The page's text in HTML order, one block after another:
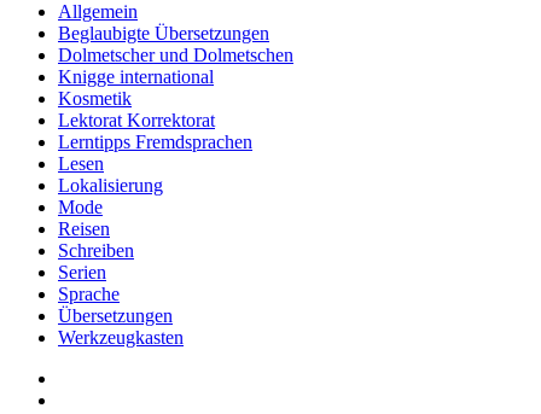
Allgemein
Beglaubigte Übersetzungen
Dolmetscher und Dolmetschen
Knigge international
Kosmetik
Lektorat Korrektorat
Lerntipps Fremdsprachen
Lesen
Lokalisierung
Mode
Reisen
Schreiben
Serien
Sprache
Übersetzungen
Werkzeugkasten